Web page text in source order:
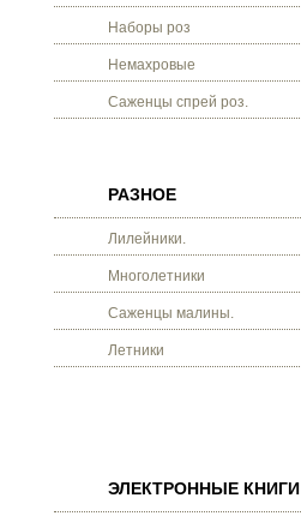
Наборы роз
Немахровые
Саженцы спрей роз.
РАЗНОЕ
Лилейники.
Многолетники
Саженцы малины.
Летники
ЭЛЕКТРОННЫЕ КНИГИ